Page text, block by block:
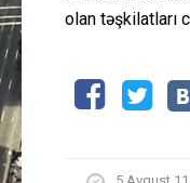
olan təşkilatları